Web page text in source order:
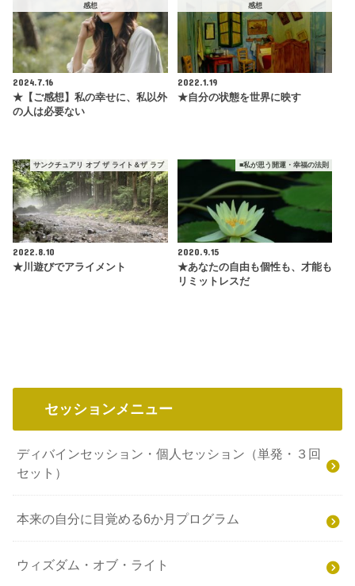
感想
2024.7.16
★【ご感想】私の幸せに、私以外
の人は必要ない
感想
2022.1.19
★自分の状態を世界に映す
サンクチュアリ オブ ザ ライト＆ザ ラブ
2022.8.10
★川遊びでアライメント
■私が思う開運・幸福の法則
2020.9.15
★あなたの自由も個性も、才能も
リミットレスだ
セッションメニュー
ディバインセッション・個人セッション（単発・３回
セット）
本来の自分に目覚める6か月プログラム
ウィズダム・オブ・ライト